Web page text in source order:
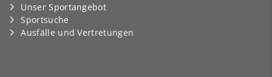
Unser Sportangebot
Sportsuche
Ausfälle und Vertretungen